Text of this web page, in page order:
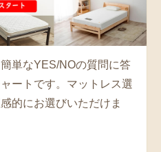
単なYES/NOの質問に答
ートです。マットレス選
的にお選びいただけま